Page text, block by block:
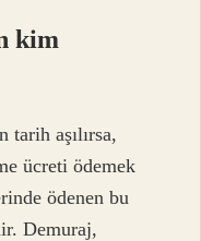
kim
tarih aşılırsa,
ücreti ödemek
ödenen bu
Demuraj,